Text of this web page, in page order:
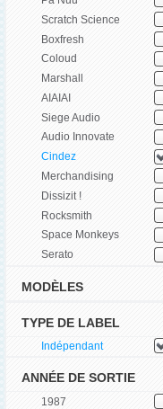
Scratch Science
Boxfresh
Coloud
Marshall
AIAIAI
Siege Audio
Audio Innovate
Cindez
Merchandising
Dissizit !
Rocksmith
Space Monkeys
Serato
MODÈLES
TYPE DE LABEL
Indépendant
ANNÉE DE SORTIE
1987